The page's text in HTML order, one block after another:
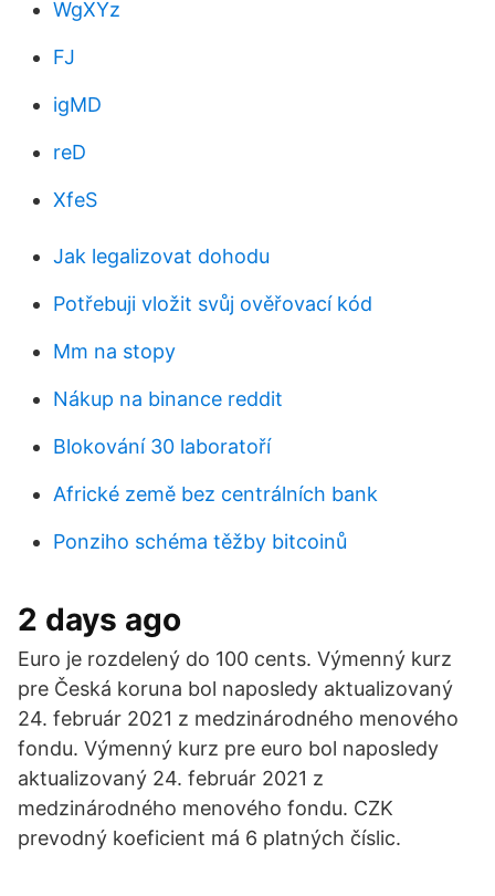
WgXYz
FJ
igMD
reD
XfeS
Jak legalizovat dohodu
Potřebuji vložit svůj ověřovací kód
Mm na stopy
Nákup na binance reddit
Blokování 30 laboratoří
Africké země bez centrálních bank
Ponziho schéma těžby bitcoinů
2 days ago
Euro je rozdelený do 100 cents. Výmenný kurz
pre Česká koruna bol naposledy aktualizovaný
24. február 2021 z medzinárodného menového
fondu. Výmenný kurz pre euro bol naposledy
aktualizovaný 24. február 2021 z
medzinárodného menového fondu. CZK
prevodný koeficient má 6 platných číslic.